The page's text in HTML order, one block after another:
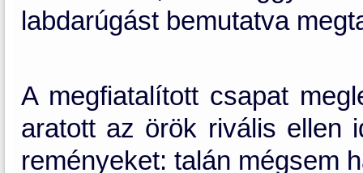
labdarúgást bemutatva
A megfiatalított csapat
aratott az örök rivális ellen
reményeket: talán mégsem